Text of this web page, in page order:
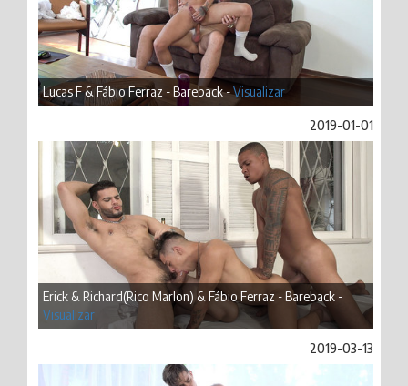
Lucas F & Fábio Ferraz - Bareback -Visualizar
2019-01-01
Erick & Richard(Rico Marlon) & Fábio Ferraz - Bareback -
Visualizar
2019-03-13